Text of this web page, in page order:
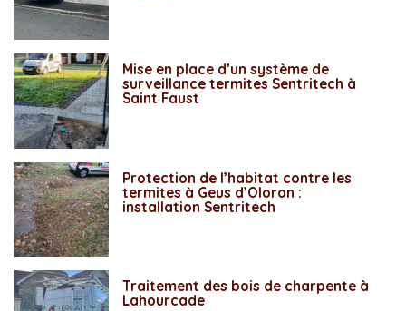
Mise en place d’un système de
surveillance termites Sentritech à
Saint Faust
Protection de l’habitat contre les
termites à Geus d’Oloron :
installation Sentritech
Traitement des bois de charpente à
Lahourcade